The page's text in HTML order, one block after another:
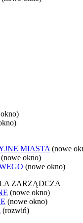
MIASTA (nowe
(nowe okno)
(nowe okno)
ZARZĄDCZA
(nowe okno)
(nowe okno)
(rozwiń)